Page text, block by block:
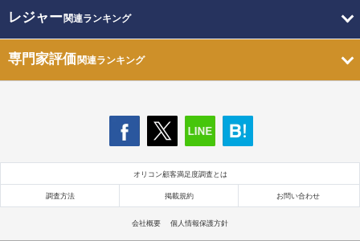
レジャー関連ランキング
専門家評価関連ランキング
オリコン顧客満足度調査とは
調査方法 掲載規約 お問い合わせ
会社概要 個人情報保護方針